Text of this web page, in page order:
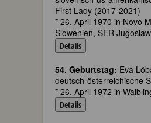
First Lady (2017-2021)
* 26. April 1970 in Novo
Slowenien, SFR
Details
54. Geburtstag: Eva
deutsch-österreichische
* 26. April 1972 in
Details